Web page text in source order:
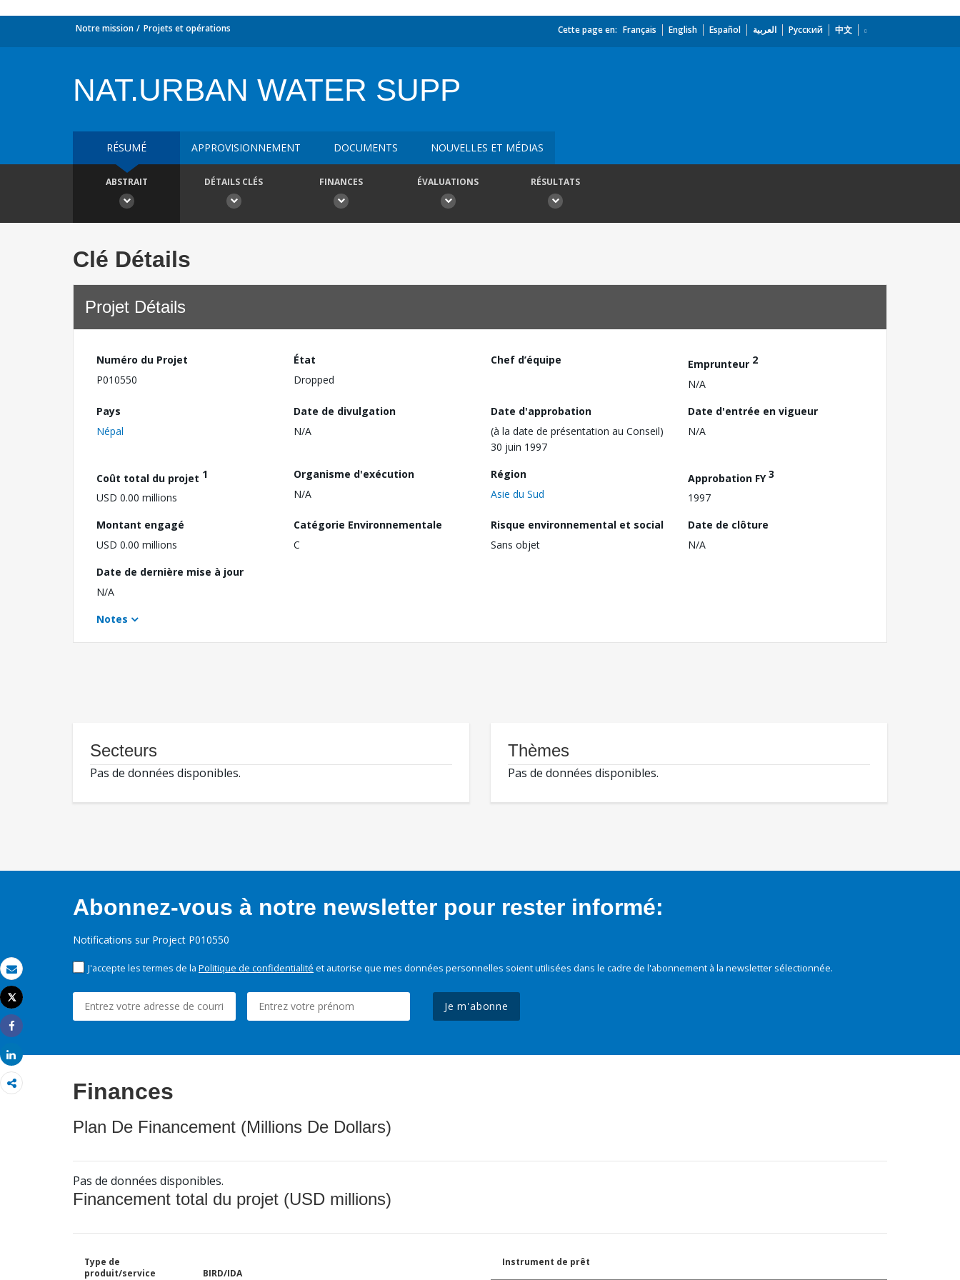
Email
Imprimer
Tweet
Share
Share
Notre mission Projets et opérations Cette page en: Français English Español العربية Русский 中文
NAT.URBAN WATER SUPP
RÉSUMÉ APPROVISIONNEMENT DOCUMENTS NOUVELLES ET MÉDIAS
ABSTRAIT DÉTAILS CLÉS FINANCES ÉVALUATIONS RÉSULTATS
Clé Détails
Projet Détails
Numéro du Projet
P010550
État
Dropped
Chef d’équipe Emprunteur 2
N/A
Pays
Népal
Date de divulgation
N/A
Date d'approbation
(à la date de présentation au Conseil)
30 juin 1997
Date d'entrée en vigueur
N/A
Coût total du projet 1
USD 0.00 millions
Organisme d'exécution
N/A
Région
Asie du Sud
Approbation FY3
1997
Montant engagé
USD 0.00 millions
Catégorie Environnementale
C
Risque environnemental et social
Sans objet
Date de clôture
N/A
Date de dernière mise à jour
N/A
Notes
Secteurs
Pas de données disponibles.
Thèmes
Pas de données disponibles.
Abonnez-vous à notre newsletter pour rester informé:
Notifications sur Project P010550
J'accepte les termes de la Politique de confidentialité et autorise que mes données personnelles soient utilisées dans le cadre de l'abonnement à la newsletter sélectionnée.
Je m'abonne
Finances
Plan De Financement (Millions De Dollars)
Pas de données disponibles.
Financement total du projet (USD millions)
Type de
produit/service
BIRD/IDA
Instrument de prêt